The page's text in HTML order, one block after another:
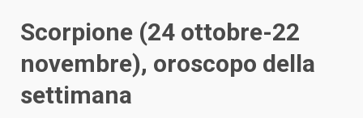
Scorpione (24 ottobre-22
novembre), oroscopo della
settimana